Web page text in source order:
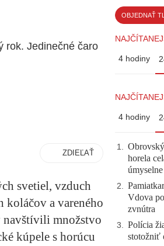
rok. Jedinečné čaro
ZDIEĽAŤ
svetiel, vzduch
koláčov a vareného
navštívili množstvo
kúpele s horúcu
OBJEDNAŤ
4 hodiny
4 hodiny
1.
horela
úmyselne
2.
Vdova
zvnútra
3. Polícia
stotožniť